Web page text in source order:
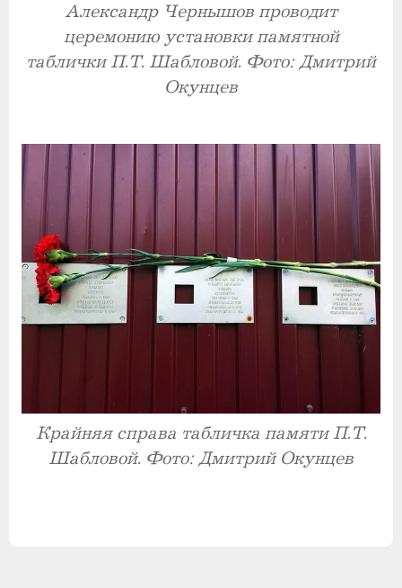
Александр Чернышов проводит
церемонию установки памятной
таблички П.Т. Шабловой. Фото: Дмитрий
Окунцев
Крайняя справа табличка памяти П.Т.
Шабловой. Фото: Дмитрий Окунцев